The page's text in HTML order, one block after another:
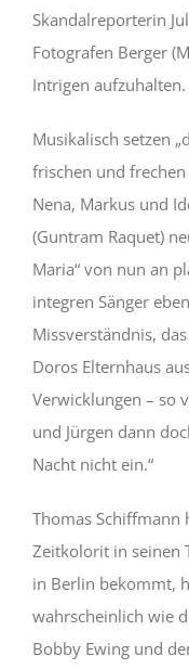
Skandalreporterin
Fotografen Berger
Intrigen aufzuhalten.
Musikalisch setzen
frischen und frechen
Nena, Markus und
(Guntram Raquet)
Maria“ von nun an
integren Sänger
Missverständnis,
Doros Elternhaus
Verwicklungen – so
und Jürgen dann
Nacht nicht ein.“
Thomas Schiffmann
Zeitkolorit in seinen
in Berlin bekommt,
wahrscheinlich wie
Bobby Ewing und